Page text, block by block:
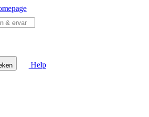
Help